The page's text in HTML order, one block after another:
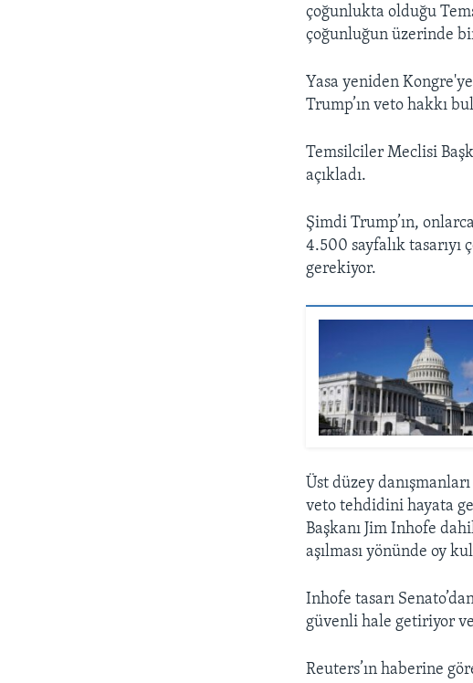
çoğunlukta olduğu
çoğunluğun üzerinde
Yasa yeniden
Trump’ın veto hakkı
Temsilciler Meclisi
açıkladı.
Şimdi Trump’ın,
4.500 sayfalık tasarıyı
gerekiyor.
Üst düzey
veto tehdidini hayata
Başkanı Jim Inhofe
aşılması yönünde oy
Inhofe tasarı
güvenli hale getiriyor
Reuters’ın haberine